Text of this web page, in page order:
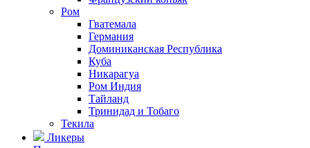
Ром
Гватемала
Германия
Доминиканская Республика
Куба
Никарагуа
Ром Индия
Тайланд
Тринидад и Тобаго
Текила
Ликеры